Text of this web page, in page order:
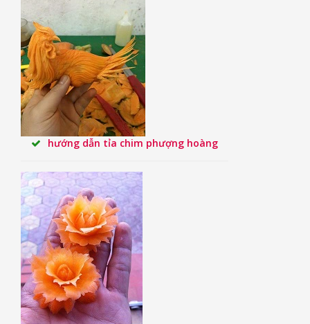
hướng dẫn tỉa chim phượng hoàng